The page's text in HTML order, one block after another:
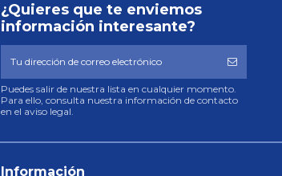
¿Quieres que te enviemos
información interesante?
Puedes salir de nuestra lista en cualquier momento.
Para ello, consulta nuestra información de contacto
en el aviso legal.
Información